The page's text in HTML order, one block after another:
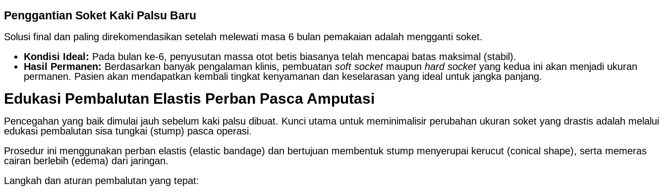
Penggantian Soket Kaki Palsu Baru
Solusi final dan paling direkomendasikan setelah melewati masa 6 bulan pemakaian adalah mengganti soket.
Kondisi Ideal: Pada bulan ke-6, penyusutan massa otot betis biasanya telah mencapai batas maksimal (stabil).
Hasil Permanen: Berdasarkan banyak pengalaman klinis, pembuatan soft socketmaupun hard socketyang kedua ini akan menjadi ukuran
permanen. Pasien akan mendapatkan kembali tingkat kenyamanan dan keselarasan yang ideal untuk jangka panjang.
Edukasi Pembalutan Elastis Perban Pasca Amputasi
Pencegahan yang baik dimulai jauh sebelum kaki palsu dibuat. Kunci utama untuk meminimalisir perubahan ukuran soket yang drastis adalah melalui
edukasi pembalutan sisa tungkai (stump) pasca operasi.
Prosedur ini menggunakan perban elastis (elastic bandage) dan bertujuan membentuk stump menyerupai kerucut (conical shape), serta memeras
cairan berlebih (edema) dari jaringan.
Langkah dan aturan pembalutan yang tepat: